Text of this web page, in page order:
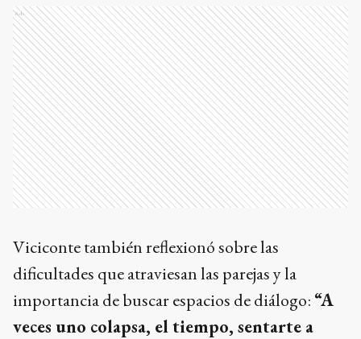
Ads
Viciconte también reflexionó sobre las
dificultades que atraviesan las parejas y la
importancia de buscar espacios de diálogo: “A
veces uno colapsa, el tiempo, sentarte a